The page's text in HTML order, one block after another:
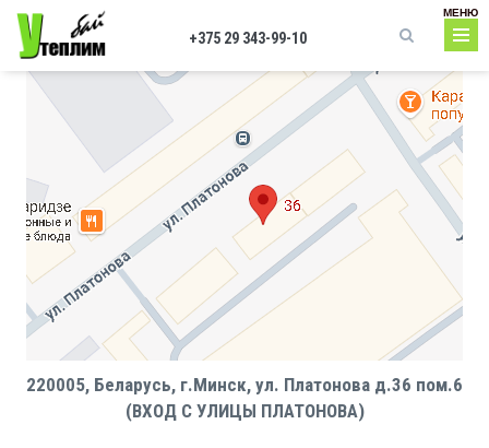
Перейти к основному содержанию
220005, Беларусь, г.Минск, ул. Платонова д.36 пом.6
(ВХОД С УЛИЦЫ ПЛАТОНОВА)
МЕНЮ
Форма поиска
+375 29 343-99-10